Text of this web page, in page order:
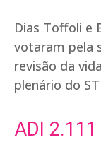
Dias Toffoli e
votaram pela
revisão da
plenário do
ADI 2.111